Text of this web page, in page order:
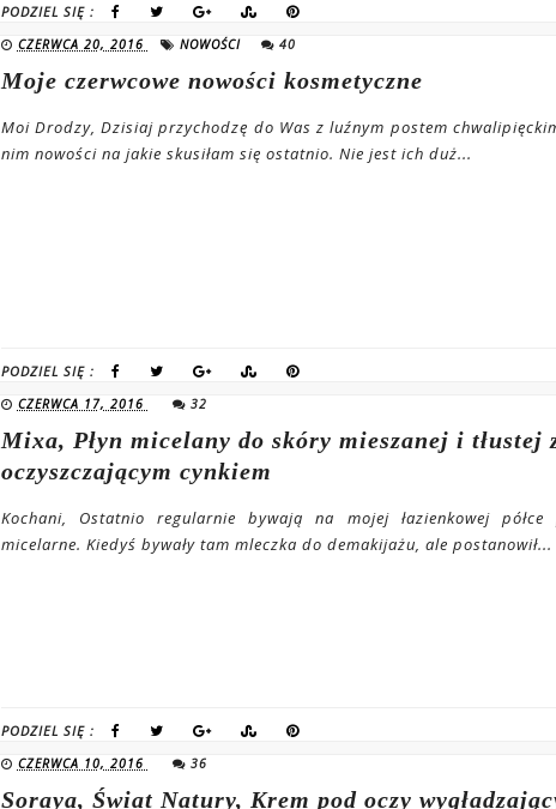
PODZIEL SIĘ :
CZERWCA 20, 2016 NOWOŚCI 40
Moje czerwcowe nowości kosmetyczne
Moi Drodzy, Dzisiaj przychodzę do Was z luźnym postem
nim nowości na jakie skusiłam się ostatnio. Nie jest ich duż...
PODZIEL SIĘ :
CZERWCA 17, 2016 32
Mixa, Płyn micelany do skóry mieszanej i tłustej
oczyszczającym cynkiem
Kochani, Ostatnio regularnie bywają na mojej łazienkowej półce
micelarne. Kiedyś bywały tam mleczka do demakijażu, ale postanowił...
PODZIEL SIĘ :
CZERWCA 10, 2016 36
Soraya, Świat Natury, Krem pod oczy